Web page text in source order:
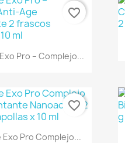
Vista rápida
Pro – Complejo...
favorite_border
Vista rápida
Pro Complejo...
favorite_border